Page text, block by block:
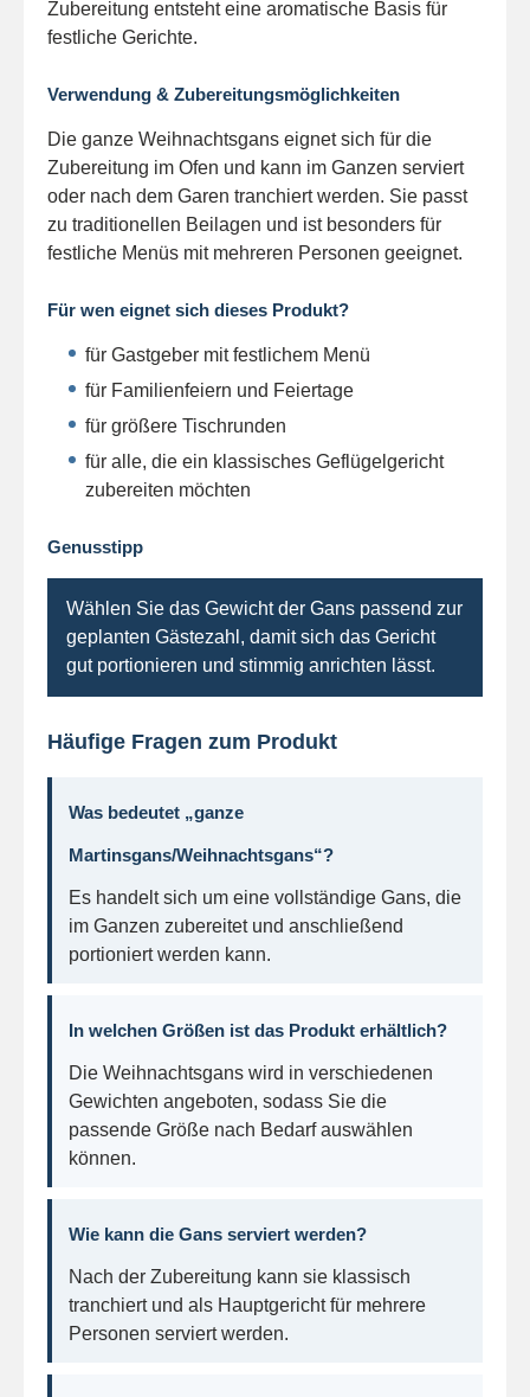
Zubereitung entsteht eine aromatische Basis für
festliche Gerichte.
Verwendung & Zubereitungsmöglichkeiten
Die ganze Weihnachtsgans eignet sich für die
Zubereitung im Ofen und kann im Ganzen serviert
oder nach dem Garen tranchiert werden. Sie passt
zu traditionellen Beilagen und ist besonders für
festliche Menüs mit mehreren Personen geeignet.
Für wen eignet sich dieses Produkt?
für Gastgeber mit festlichem Menü
für Familienfeiern und Feiertage
für größere Tischrunden
für alle, die ein klassisches Geflügelgericht
zubereiten möchten
Genusstipp
Wählen Sie das Gewicht der Gans passend zur
geplanten Gästezahl, damit sich das Gericht
gut portionieren und stimmig anrichten lässt.
Häufige Fragen zum Produkt
Was bedeutet „ganze
Martinsgans/Weihnachtsgans“?
Es handelt sich um eine vollständige Gans, die
im Ganzen zubereitet und anschließend
portioniert werden kann.
In welchen Größen ist das Produkt erhältlich?
Die Weihnachtsgans wird in verschiedenen
Gewichten angeboten, sodass Sie die
passende Größe nach Bedarf auswählen
können.
Wie kann die Gans serviert werden?
Nach der Zubereitung kann sie klassisch
tranchiert und als Hauptgericht für mehrere
Personen serviert werden.